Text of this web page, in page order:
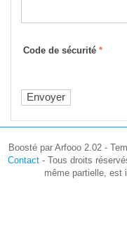
Code de sécurité *
Boosté par Arfooo 2.02 -
Contact- Tous droits
même partielle, est